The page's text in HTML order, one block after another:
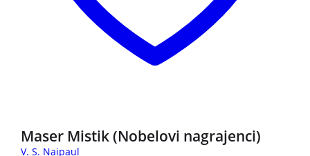
Maser Mistik (Nobelovi nagrajenci)
V. S. Naipaul